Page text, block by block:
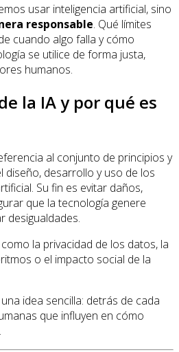
usar inteligencia artificial, sino
responsable. Qué límites
cuando algo falla y cómo
se utilice de forma justa,
humanos.
la IA y por qué es
al conjunto de principios y
diseño, desarrollo y uso de los
Su fin es evitar daños,
que la tecnología genere
desigualdades.
la privacidad de los datos, la
o el impacto social de la
idea sencilla: detrás de cada
que influyen en cómo